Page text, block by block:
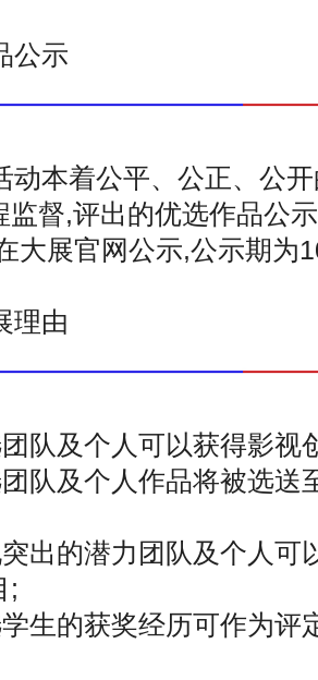
公示
动本着公平、公正、公
监督,评出的优选作品公
大展官网公示,公示期为
理由
队及个人可以获得影视
队及个人作品将被选送
出的潜力团队及个人可
;
生的获奖经历可作为评